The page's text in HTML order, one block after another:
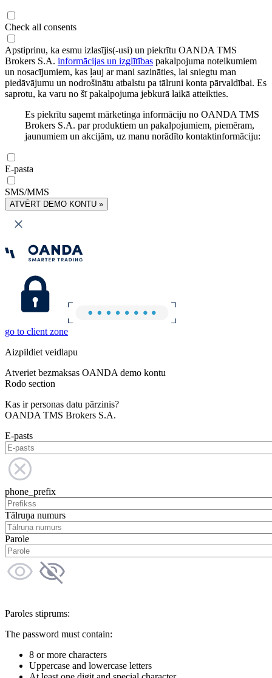
Check all consents
Apstiprinu, ka esmu izlasījis(-usi) un piekrītu OANDA TMS
Brokers S.A. informācijas un izglītības pakalpojuma noteikumiem
un nosacījumiem, kas ļauj ar mani sazināties, lai sniegtu man
piedāvājumu un nodrošinātu atbalstu pa tālruni konta pārvaldībai. Es
saprotu, ka varu no šī pakalpojuma jebkurā laikā atteikties.
Es piekrītu saņemt mārketinga informāciju no OANDA TMS
Brokers S.A. par produktiem un pakalpojumiem, piemēram,
jaunumiem un akcijām, uz manu norādīto kontaktinformāciju:
E-pasta
SMS/MMS
ATVĒRT DEMO KONTU »
go to client zone
Aizpildiet veidlapu
Atveriet bezmaksas OANDA demo kontu
Rodo section
Kas ir personas datu pārzinis?
OANDA TMS Brokers S.A.
E-pasts
phone_prefix
Tālruņa numurs
Parole
Paroles stiprums:
The password must contain:
8 or more characters
Uppercase and lowercase letters